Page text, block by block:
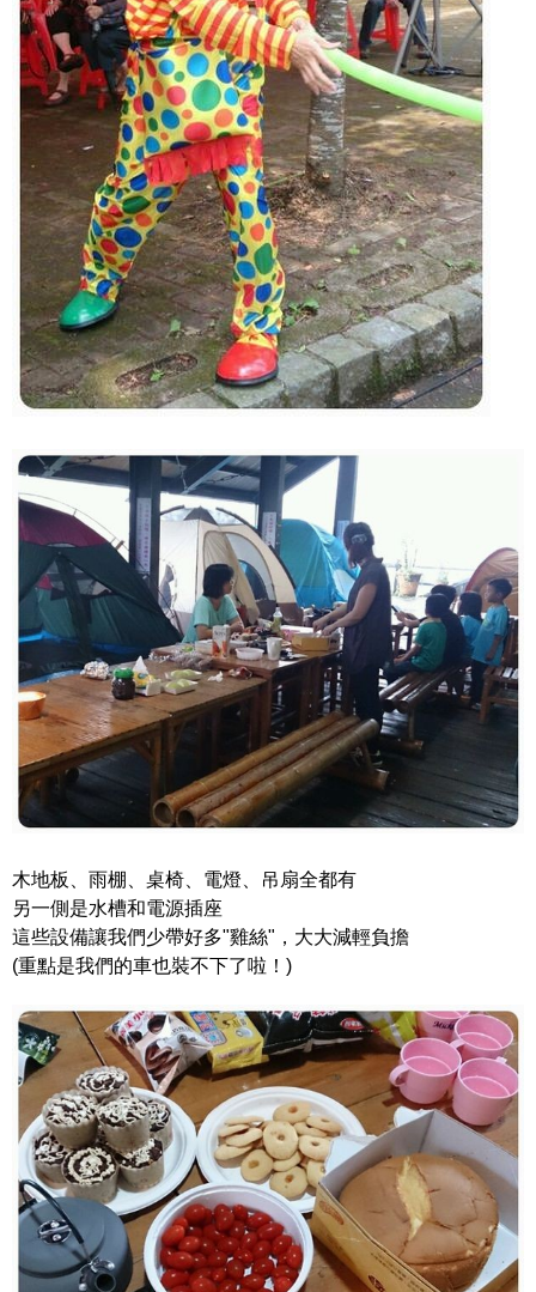
木地板、雨棚、桌椅、電燈、吊扇全都有
另一側是水槽和電源插座
這些設備讓我們少帶好多"雞絲"，大大減輕負擔
(重點是我們的車也裝不下了啦！)